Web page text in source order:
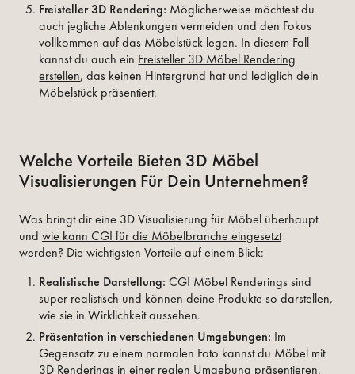
Freisteller 3D Rendering: Möglicherweise möchtest du
auch jegliche Ablenkungen vermeiden und den Fokus
vollkommen auf das Möbelstück legen. In diesem Fall
kannst du auch ein Freisteller 3D Möbel Rendering
erstellen, das keinen Hintergrund hat und lediglich dein
Möbelstück präsentiert.
Welche Vorteile Bieten 3D Möbel
Visualisierungen Für Dein Unternehmen?
Was bringt dir eine 3D Visualisierung für Möbel überhaupt
und wie kann CGI für die Möbelbranche eingesetzt
werden? Die wichtigsten Vorteile auf einem Blick:
Realistische Darstellung: CGI Möbel Renderings sind
super realistisch und können deine Produkte so darstellen,
wie sie in Wirklichkeit aussehen.
Präsentation in verschiedenen Umgebungen: Im
Gegensatz zu einem normalen Foto kannst du Möbel mit
3D Renderings in einer realen Umgebung präsentieren.